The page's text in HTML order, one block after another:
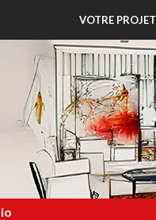
VOTRE PROJET